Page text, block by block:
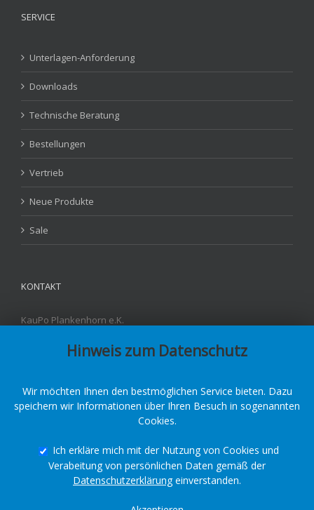
SERVICE
Unterlagen-Anforderung
Downloads
Technische Beratung
Bestellungen
Vertrieb
Neue Produkte
Sale
KONTAKT
KauPo Plankenhorn e.K.
D - 78549 Spaichingen
E-Mail:info@kaupo.de
Copyright © 2023 by KauPo Kautschuk & Polyurethane
YouTubeFacebook
Hinweis zum Datenschutz
Wir möchten Ihnen den bestmöglichen Service bieten. Dazu
speichern wir Informationen über Ihren Besuch in sogenannten
Cookies.
Ich erkläre mich mit der Nutzung von Cookies und
Verabeitung von persönlichen Daten gemäß der
Datenschutzerklärungeinverstanden.